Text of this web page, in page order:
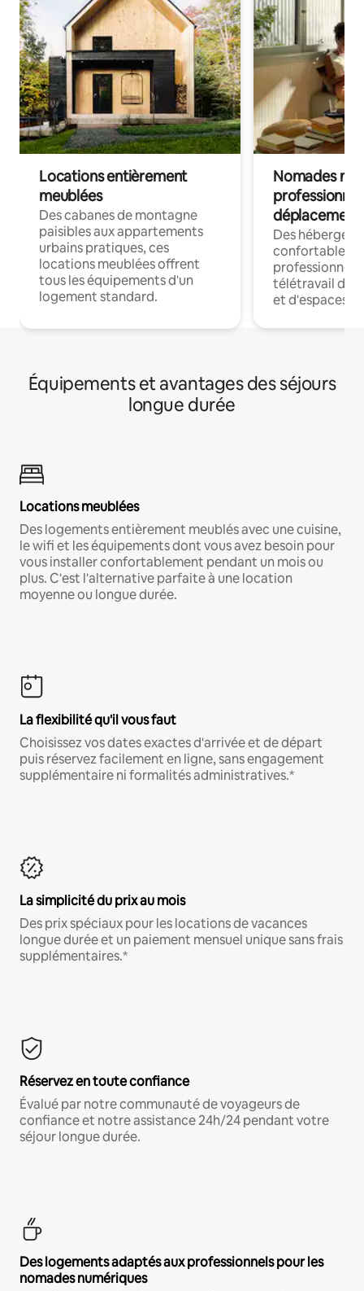
Locations entièrement
meublées
Des cabanes de montagne
paisibles aux appartements
urbains pratiques, ces
locations meublées offrent
tous les équipements d'un
logement standard.
Nomades
déplacement
Des
confortables
professionnels
télétravail
et d'espaces
Équipements et avantages des séjours
longue durée
Locations meublées
Des logements entièrement meublés avec une cuisine,
le wifi et les équipements dont vous avez besoin pour
vous installer confortablement pendant un mois ou
plus. C'est l'alternative parfaite à une location
moyenne ou longue durée.
La flexibilité qu'il vous faut
Choisissez vos dates exactes d'arrivée et de départ
puis réservez facilement en ligne, sans engagement
supplémentaire ni formalités administratives.*
La simplicité du prix au mois
Des prix spéciaux pour les locations de vacances
longue durée et un paiement mensuel unique sans frais
supplémentaires.*
Réservez en toute confiance
Évalué par notre communauté de voyageurs de
confiance et notre assistance 24h/24 pendant votre
séjour longue durée.
Des logements adaptés aux professionnels pour les
nomades numériques